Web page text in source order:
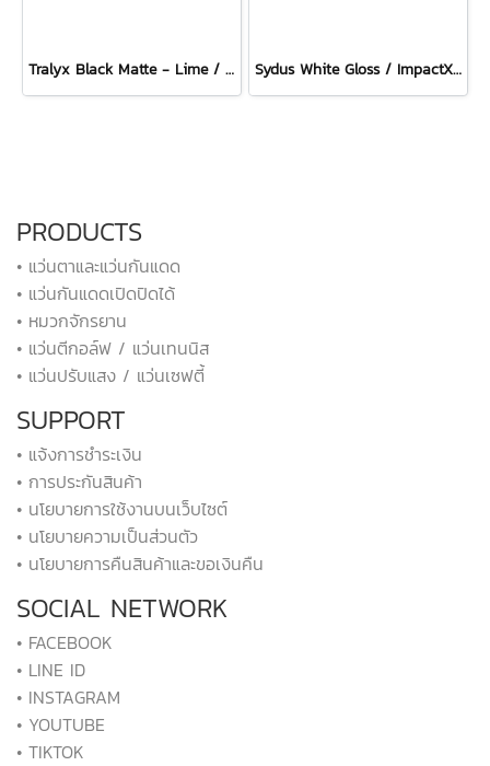
Tralyx Black Matte - Lime / ImpactX Photochromic 2 Black + Multilaser Blue Combo Set Sydus White Gloss / ImpactX Photochromic 2 Laser Purple
PRODUCTS
• แว่นตาและแว่นกันแดด
• แว่นกันแดดเปิดปิดได้
• หมวกจักรยาน
• แว่นตีกอล์ฟ / แว่นเทนนิส
• แว่นปรับแสง / แว่นเซฟตี้
SUPPORT
• แจ้งการชำระเงิน
• การประกันสินค้า
• นโยบายการใช้งานบนเว็บไซต์
• นโยบายความเป็นส่วนตัว
• นโยบายการคืนสินค้าและขอเงินคืน
SOCIAL NETWORK
• FACEBOOK
• LINE ID
• INSTAGRAM
• YOUTUBE
• TIKTOK